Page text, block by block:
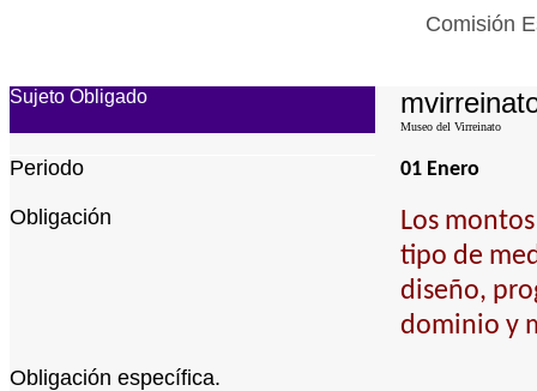
Comisión
Sujeto Obligado
Museo del Virreinato
Periodo 01 Enero
Obligación
Los
tipo de
diseño,
dominio y
Obligación específica.